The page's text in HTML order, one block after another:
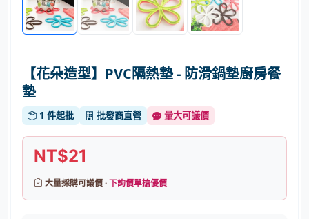
【花朵造型】PVC隔熱墊 - 防滑鍋墊廚房餐
墊
1 件起批 批發商直營 量大可議價
NT$21
大量採購可議價 ·下詢價單搶優價